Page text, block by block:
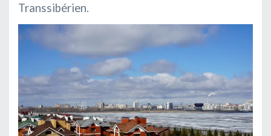
Transsibérien.